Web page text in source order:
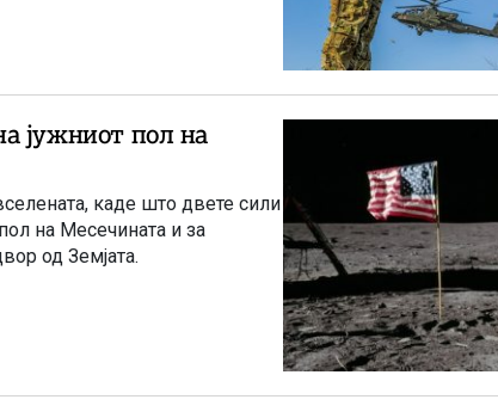
јужниот пол на
каде што двете сили
на Месечината и за
од Земјата.